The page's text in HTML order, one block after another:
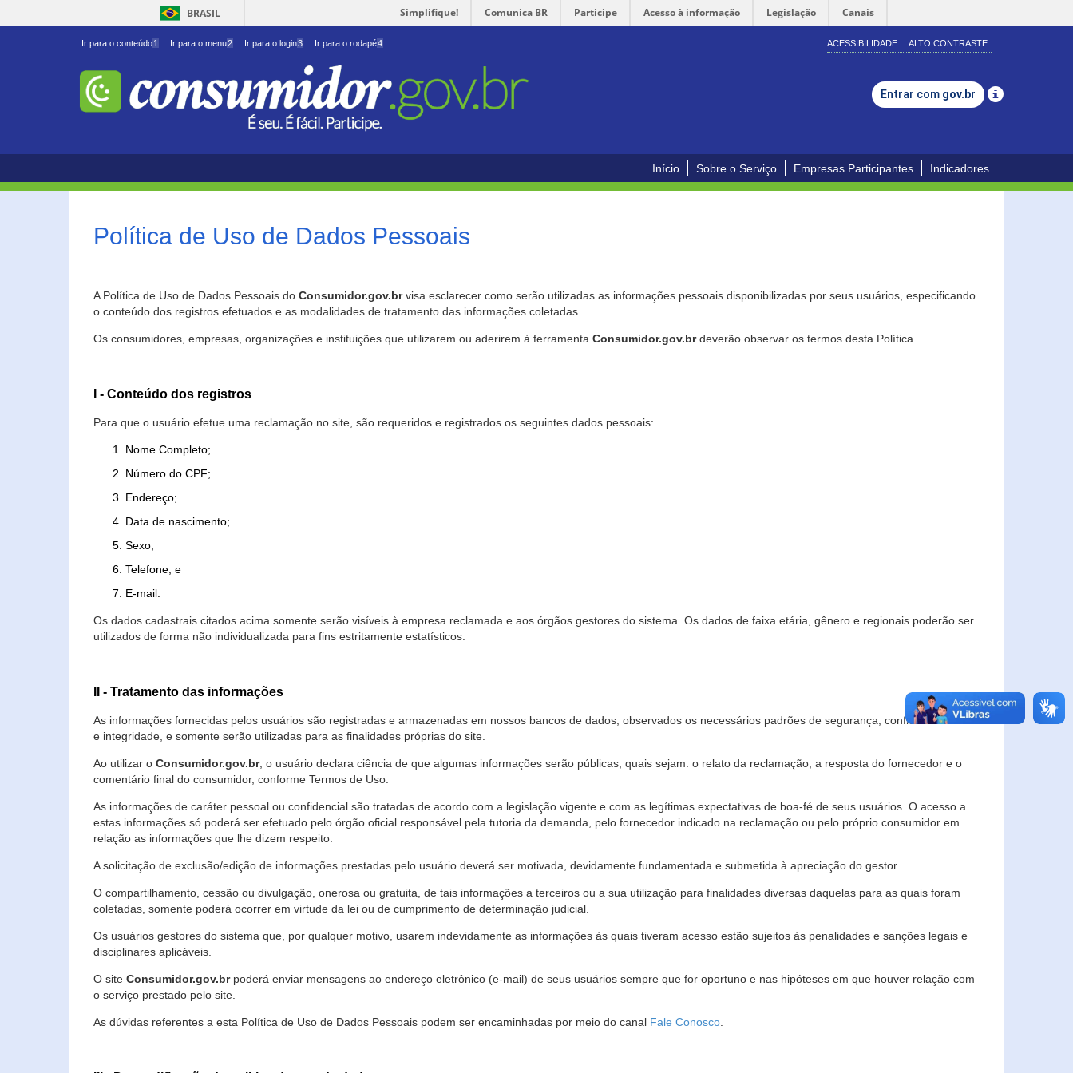
BRASIL Simplifique! Comunica BR Participe Acesso à informação Legislação Canais
Ir para o conteúdo1 Ir para o menu2 Ir para o login3 Ir para o rodapé4 ACESSIBILIDADE ALTO CONTRASTE
Entrar com gov.br
Início Sobre o Serviço Empresas Participantes Indicadores
Política de Uso de Dados Pessoais
A Política de Uso de Dados Pessoais do Consumidor.gov.brvisa esclarecer como serão utilizadas as informações pessoais disponibilizadas por seus usuários, especificando
o conteúdo dos registros efetuados e as modalidades de tratamento das informações coletadas.
Os consumidores, empresas, organizações e instituições que utilizarem ou aderirem à ferramenta Consumidor.gov.brdeverão observar os termos desta Política.
I - Conteúdo dos registros
Para que o usuário efetue uma reclamação no site, são requeridos e registrados os seguintes dados pessoais:
Nome Completo;
Número do CPF;
Endereço;
Data de nascimento;
Sexo;
Telefone; e
E-mail.
Os dados cadastrais citados acima somente serão visíveis à empresa reclamada e aos órgãos gestores do sistema. Os dados de faixa etária, gênero e regionais poderão ser
utilizados de forma não individualizada para fins estritamente estatísticos.
II - Tratamento das informações
As informações fornecidas pelos usuários são registradas e armazenadas em nossos bancos de dados, observados os necessários padrões de segurança, confidencialidade
e integridade, e somente serão utilizadas para as finalidades próprias do site.
Ao utilizar o Consumidor.gov.br, o usuário declara ciência de que algumas informações serão públicas, quais sejam: o relato da reclamação, a resposta do fornecedor e o
comentário final do consumidor, conforme Termos de Uso.
As informações de caráter pessoal ou confidencial são tratadas de acordo com a legislação vigente e com as legítimas expectativas de boa-fé de seus usuários. O acesso a
estas informações só poderá ser efetuado pelo órgão oficial responsável pela tutoria da demanda, pelo fornecedor indicado na reclamação ou pelo próprio consumidor em
relação as informações que lhe dizem respeito.
A solicitação de exclusão/edição de informações prestadas pelo usuário deverá ser motivada, devidamente fundamentada e submetida à apreciação do gestor.
O compartilhamento, cessão ou divulgação, onerosa ou gratuita, de tais informações a terceiros ou a sua utilização para finalidades diversas daquelas para as quais foram
coletadas, somente poderá ocorrer em virtude da lei ou de cumprimento de determinação judicial.
Os usuários gestores do sistema que, por qualquer motivo, usarem indevidamente as informações às quais tiveram acesso estão sujeitos às penalidades e sanções legais e
disciplinares aplicáveis.
O site Consumidor.gov.brpoderá enviar mensagens ao endereço eletrônico (e-mail) de seus usuários sempre que for oportuno e nas hipóteses em que houver relação com
o serviço prestado pelo site.
As dúvidas referentes a esta Política de Uso de Dados Pessoais podem ser encaminhadas por meio do canal Fale Conosco